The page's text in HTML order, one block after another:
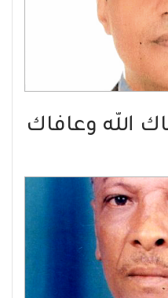
الله وعافاك